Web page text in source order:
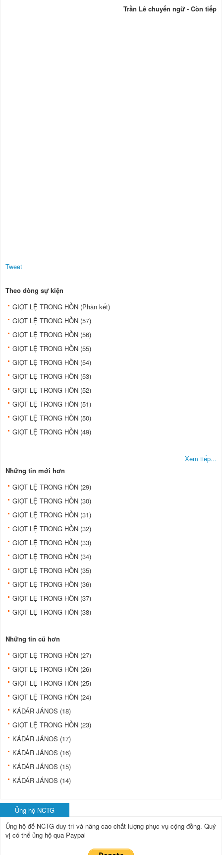
Trần Lê chuyển ngữ - Còn tiếp
Tweet
Theo dòng sự kiện
GIỌT LỆ TRONG HỒN (Phần kết)
GIỌT LỆ TRONG HỒN (57)
GIỌT LỆ TRONG HỒN (56)
GIỌT LỆ TRONG HỒN (55)
GIỌT LỆ TRONG HỒN (54)
GIỌT LỆ TRONG HỒN (53)
GIỌT LỆ TRONG HỒN (52)
GIỌT LỆ TRONG HỒN (51)
GIỌT LỆ TRONG HỒN (50)
GIỌT LỆ TRONG HỒN (49)
Xem tiếp...
Những tin mới hơn
GIỌT LỆ TRONG HỒN (29)
GIỌT LỆ TRONG HỒN (30)
GIỌT LỆ TRONG HỒN (31)
GIỌT LỆ TRONG HỒN (32)
GIỌT LỆ TRONG HỒN (33)
GIỌT LỆ TRONG HỒN (34)
GIỌT LỆ TRONG HỒN (35)
GIỌT LỆ TRONG HỒN (36)
GIỌT LỆ TRONG HỒN (37)
GIỌT LỆ TRONG HỒN (38)
Những tin cũ hơn
GIỌT LỆ TRONG HỒN (27)
GIỌT LỆ TRONG HỒN (26)
GIỌT LỆ TRONG HỒN (25)
GIỌT LỆ TRONG HỒN (24)
KÁDÁR JÁNOS (18)
GIỌT LỆ TRONG HỒN (23)
KÁDÁR JÁNOS (17)
KÁDÁR JÁNOS (16)
KÁDÁR JÁNOS (15)
KÁDÁR JÁNOS (14)
Ủng hộ NCTG
Ủng hộ để NCTG duy trì và nâng cao chất lượng phục vụ cộng đồng. Quý
vị có thể ủng hộ qua Paypal